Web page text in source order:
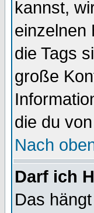
kannst,
einzelnen
die Tags
große
die du
Nach
Darf ich
Das